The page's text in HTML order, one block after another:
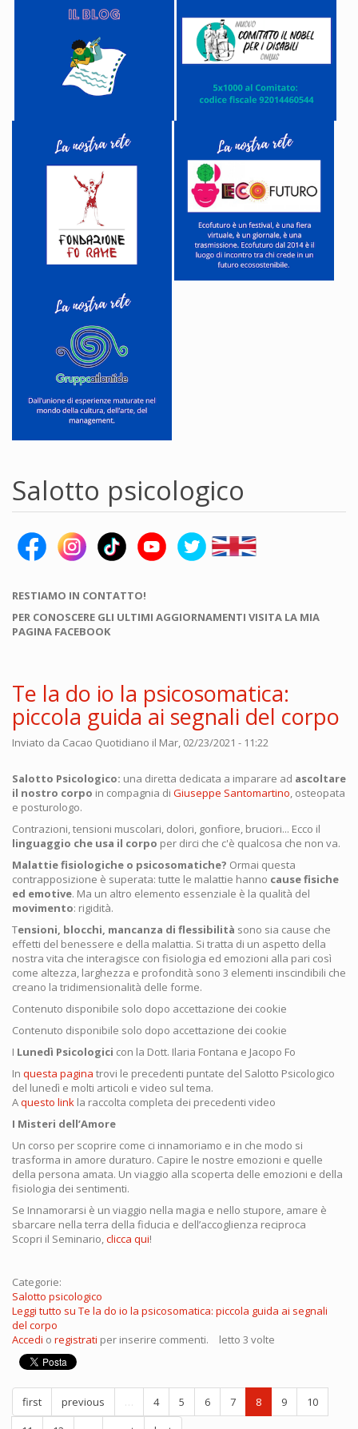
Salotto psicologico
RESTIAMO IN CONTATTO!
PER CONOSCERE GLI ULTIMI AGGIORNAMENTI VISITA LA MIA
PAGINA FACEBOOK
Te la do io la psicosomatica:
piccola guida ai segnali del corpo
Inviato da Cacao Quotidiano il Mar, 02/23/2021 - 11:22
Salotto Psicologico: una diretta dedicata a imparare ad ascoltare
il nostro corpo in compagnia di Giuseppe Santomartino, osteopata
e posturologo.
Contrazioni, tensioni muscolari, dolori, gonfiore, bruciori... Ecco il
linguaggio che usa il corpo per dirci che c'è qualcosa che non va.
Malattie fisiologiche o psicosomatiche? Ormai questa
contrapposizione è superata: tutte le malattie hanno cause fisiche
ed emotive. Ma un altro elemento essenziale è la qualità del
movimento: rigidità.
Tensioni, blocchi, mancanza di flessibilità sono sia cause che
effetti del benessere e della malattia. Si tratta di un aspetto della
nostra vita che interagisce con fisiologia ed emozioni alla pari così
come altezza, larghezza e profondità sono 3 elementi inscindibili che
creano la tridimensionalità delle forme.
Contenuto disponibile solo dopo accettazione dei cookie
Contenuto disponibile solo dopo accettazione dei cookie
I Lunedì Psicologici con la Dott. Ilaria Fontana e Jacopo Fo
In questa pagina trovi le precedenti puntate del Salotto Psicologico
del lunedì e molti articoli e video sul tema.
Aquesto link la raccolta completa dei precedenti video
I Misteri dell’Amore
Un corso per scoprire come ci innamoriamo e in che modo si
trasforma in amore duraturo. Capire le nostre emozioni e quelle
della persona amata. Un viaggio alla scoperta delle emozioni e della
fisiologia dei sentimenti.
Se Innamorarsi è un viaggio nella magia e nello stupore, amare è
sbarcare nella terra della fiducia e dell’accoglienza reciproca
Scopri il Seminario,clicca qui!
Categorie:
Salotto psicologico
Leggi tutto su Te la do io la psicosomatica: piccola guida ai segnali
del corpo
Accedi o registrati per inserire commenti. letto 3 volte
first previous … 4 5 6 7 8 9
10